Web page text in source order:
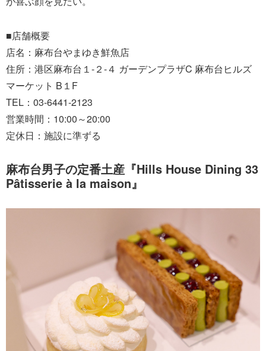
■店舗概要
店名：麻布台やまゆき鮮魚店
住所：港区麻布台１-２-４ ガーデンプラザC 麻布台ヒルズ
マーケット B１F
TEL：03-6441-2123
営業時間：10:00～20:00
定休日：施設に準ずる
麻布台男子の定番土産『Hills House Dining 33
Pâtisserie à la maison』